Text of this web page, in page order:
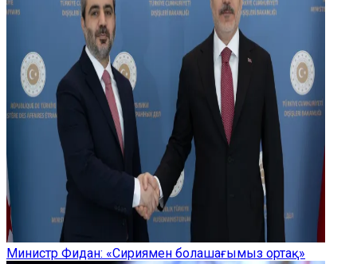
Министр Фидан: «Сириямен болашағымыз ортақ»